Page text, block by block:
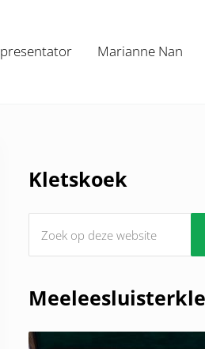
presentator Marianne Nan
Kletskoek